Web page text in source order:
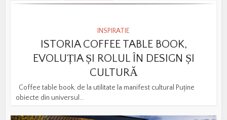
INSPIRATIE
ISTORIA COFFEE TABLE BOOK,
EVOLUȚIA ȘI ROLUL ÎN DESIGN ȘI
CULTURĂ
Coffee table book, de la utilitate la manifest cultural Puține
obiecte din universul...